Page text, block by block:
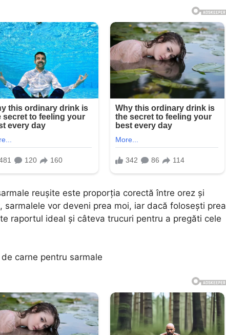
reușite este proporția corectă între orez și
sarmalele vor deveni prea moi, iar dacă folosești prea
raportul ideal și câteva trucuri pentru a pregăti cele
carne pentru sarmale